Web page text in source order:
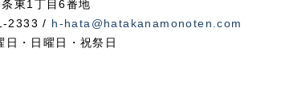
東1丁目6番地
2333 / h-hata@hatakanamonoten.com
・日曜日・祝祭日